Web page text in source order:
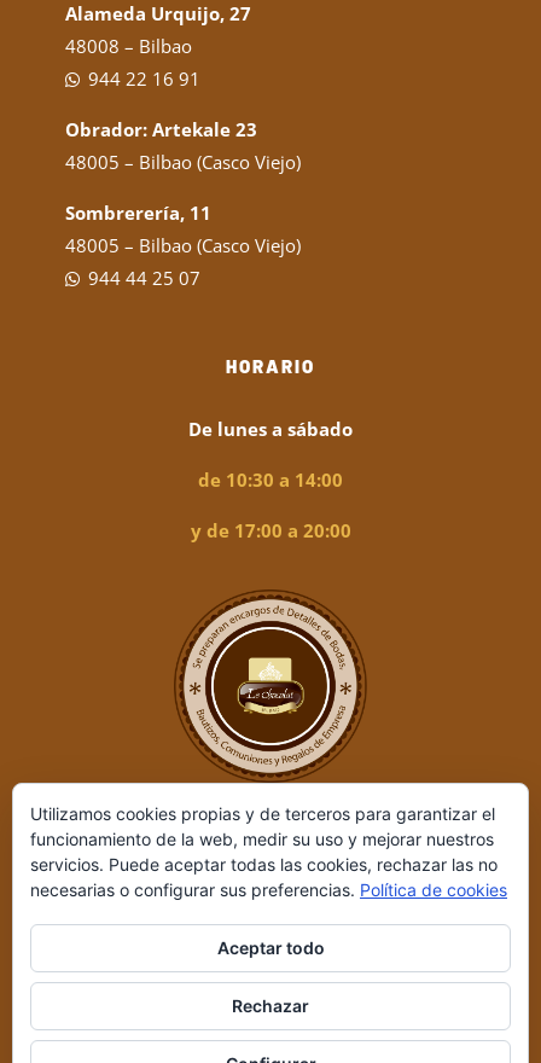
Alameda Urquijo, 27
48008 – Bilbao
944 22 16 91
Obrador: Artekale 23
48005 – Bilbao (Casco Viejo)
Sombrerería, 11
48005 – Bilbao (Casco Viejo)
944 44 25 07
HORARIO
De lunes a sábado
de 10:30 a 14:00
y de 17:00 a 20:00
Aviso legal y Política de privacidad
Utilizamos cookies propias y de terceros para garantizar el
funcionamiento de la web, medir su uso y mejorar nuestros
servicios. Puede aceptar todas las cookies, rechazar las no
necesarias o configurar sus preferencias. Política de cookies
Aceptar todo
Rechazar